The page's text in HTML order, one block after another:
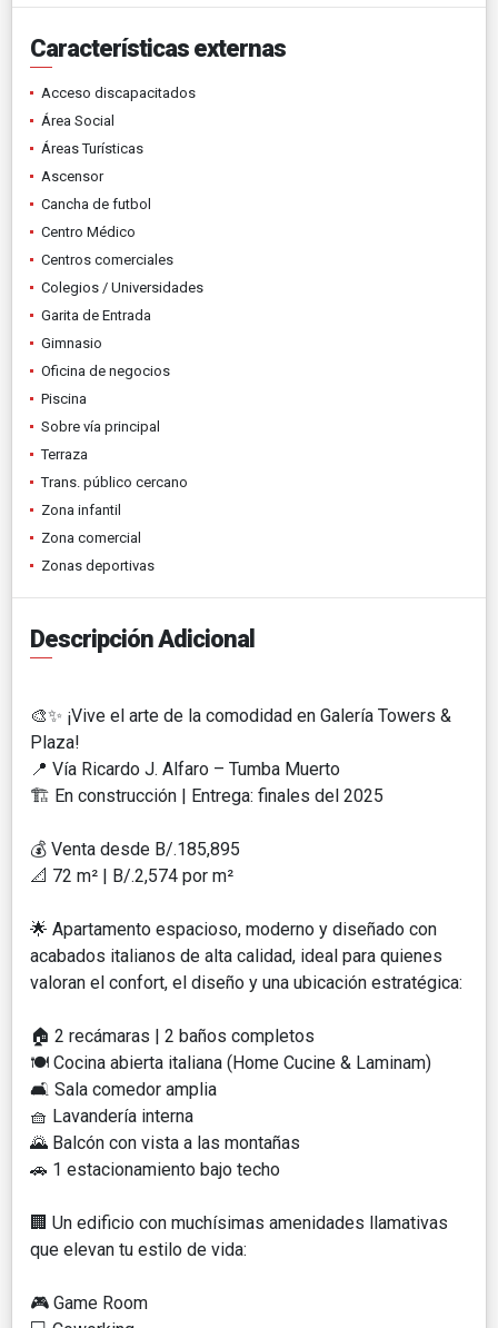
Características externas
Acceso discapacitados
Área Social
Áreas Turísticas
Ascensor
Cancha de futbol
Centro Médico
Centros comerciales
Colegios / Universidades
Garita de Entrada
Gimnasio
Oficina de negocios
Piscina
Sobre vía principal
Terraza
Trans. público cercano
Zona infantil
Zona comercial
Zonas deportivas
Descripción Adicional
🎨✨ ¡Vive el arte de la comodidad en Galería Towers &
Plaza!
📍 Vía Ricardo J. Alfaro – Tumba Muerto
🏗️ En construcción | Entrega: finales del 2025
💰 Venta desde B/.185,895
📐 72 m² | B/.2,574 por m²
🌟 Apartamento espacioso, moderno y diseñado con
acabados italianos de alta calidad, ideal para quienes
valoran el confort, el diseño y una ubicación estratégica:
🏠 2 recámaras | 2 baños completos
🍽️ Cocina abierta italiana (Home Cucine & Laminam)
🛋️ Sala comedor amplia
🧺 Lavandería interna
🌄 Balcón con vista a las montañas
🚗 1 estacionamiento bajo techo
🏢 Un edificio con muchísimas amenidades llamativas
que elevan tu estilo de vida:
🎮 Game Room